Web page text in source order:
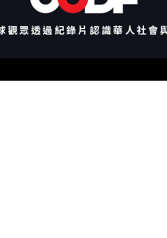
觀眾透過紀錄片認識華人社會